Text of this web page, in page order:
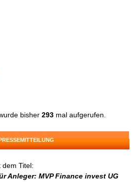
bisher293 mal aufgerufen.
dem Titel:
Anleger: MVP Finance invest UG